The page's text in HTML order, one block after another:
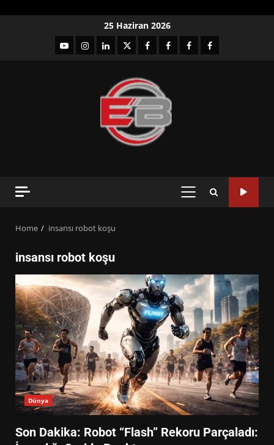
25 Haziran 2026
YouTubeInstagram
LinkedIntwitterfacebook-Facebook-
Facebook-Facebook-
PRIMARY
Home insansı robot koşu
insansı robot koşu
Dünya
Son Dakika: Robot “Flash” Rekoru Parçaladı: